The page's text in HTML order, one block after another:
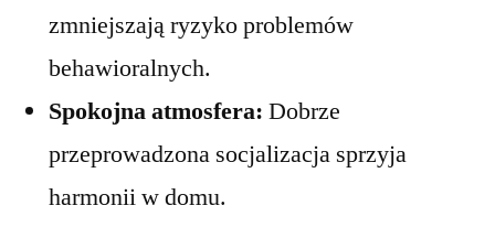
zmniejszają ryzyko problemów
behawioralnych.
Spokojna atmosfera: Dobrze
przeprowadzona socjalizacja sprzyja
harmonii w domu.